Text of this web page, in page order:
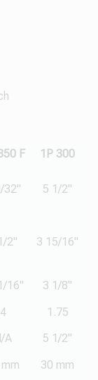
F
1P 300
32" 5 1/2"
2" 3 15/16"
16"
3 1/8"
4
1.75
A
5 1/2"
30 mm